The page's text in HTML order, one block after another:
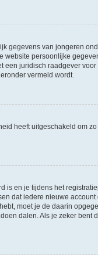
gegevens van jongeren
website persoonlijke
een juridisch raadgever voor
vermeld wordt.
heeft uitgeschakeld om
is en je tijdens het
dat iedere nieuwe account
moet je de daarin
dalen. Als je zeker bent